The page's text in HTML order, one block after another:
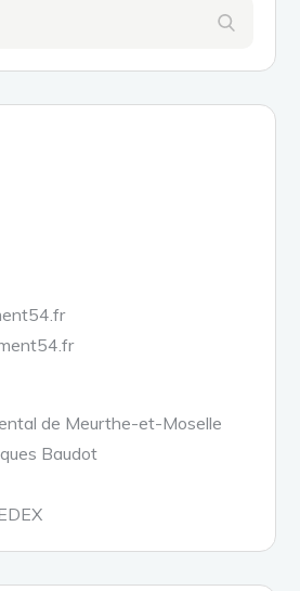
de Meurthe-et-Moselle
Baudot